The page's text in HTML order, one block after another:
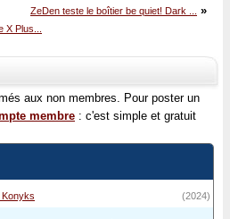
ZeDen teste le boîtier be quiet! Dark ...
»
Plus...
aux non membres. Pour poster un
membre : c'est simple et gratuit
(2024)